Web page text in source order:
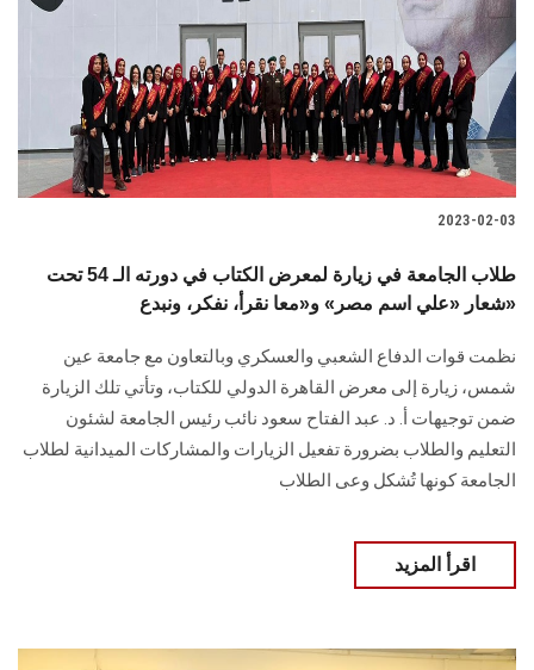
2023-02-03
طلاب الجامعة في زيارة لمعرض الكتاب في دورته الـ 54 تحت
شعار «علي اسم مصر» و«معا نقرأ، نفكر، ونبدع»
نظمت قوات الدفاع الشعبي والعسكري وبالتعاون مع جامعة عين
شمس، زيارة إلى معرض القاهرة الدولي للكتاب، وتأتي تلك الزيارة
ضمن توجيهات أ. د. عبد الفتاح سعود نائب رئيس الجامعة لشئون
التعليم والطلاب بضرورة تفعيل الزيارات والمشاركات الميدانية لطلاب
الجامعة كونها تُشكل وعى الطلاب
اقرأ المزيد